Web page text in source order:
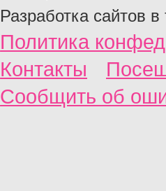
Разработка сайтов в
Политика
Контакты
Сообщить об